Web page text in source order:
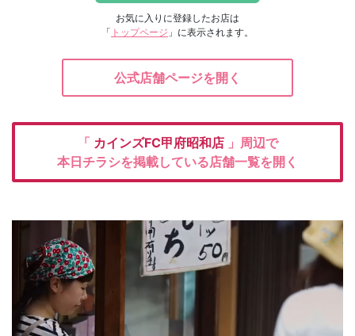
お気に入りに登録したお店は
「 トップページ 」に表示されます。
公式店舗ページを開く
「 カインズFC甲府昭和店 」周辺で
本日チラシを掲載している店舗一覧を開く